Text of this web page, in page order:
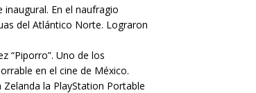
En el naufragio
del Atlántico Norte. Lograron
“Piporro”. Uno de los
en el cine de México.
la PlayStation Portable